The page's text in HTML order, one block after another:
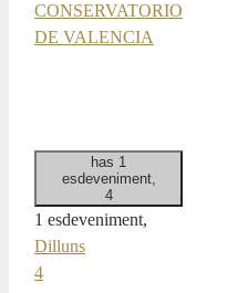
CONSERVATORIO
DE VALENCIA
has 1
esdeveniment,
4
1 esdeveniment,
Dilluns
4